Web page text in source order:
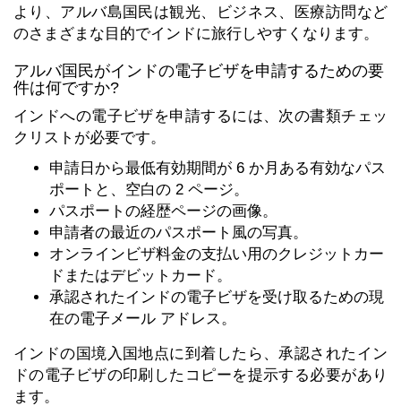
より、アルバ島国民は観光、ビジネス、医療訪問など
のさまざまな目的でインドに旅行しやすくなります。
アルバ国民がインドの電子ビザを申請するための要
件は何ですか?
インドへの電子ビザを申請するには、次の書類チェッ
クリストが必要です。
申請日から最低有効期間が 6 か月ある有効なパス
ポートと、空白の 2 ページ。
パスポートの経歴ページの画像。
申請者の最近のパスポート風の写真。
オンラインビザ料金の支払い用のクレジットカー
ドまたはデビットカード。
承認されたインドの電子ビザを受け取るための現
在の電子メール アドレス。
インドの国境入国地点に到着したら、承認されたイン
ドの電子ビザの印刷したコピーを提示する必要があり
ます。